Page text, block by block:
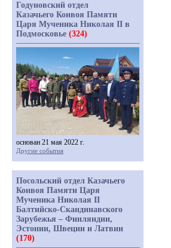
Годуновский отдел
Казачьего Конвоя Памяти
Царя Мученика Николая II в
Подмосковье (324)
основан 21 мая 2022 г.
Другие события
Посольский отдел Казачьего
Конвоя Памяти Царя
Мученика Николая II
Балтийско-Скандинавского
Зарубежья – Финляндии,
Эстонии, Швеции и Латвии
(170)